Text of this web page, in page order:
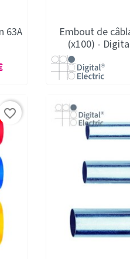
63A
Embout de
(x100) -
favorite_border